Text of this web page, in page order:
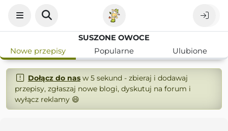
SUSZONE OWOCE
Nowe przepisy
Popularne Ulubione
Dołącz do nasw 5 sekund - zbieraj i dodawaj
przepisy, zgłaszaj nowe blogi, dyskutuj na forum i
wyłącz reklamy 😄